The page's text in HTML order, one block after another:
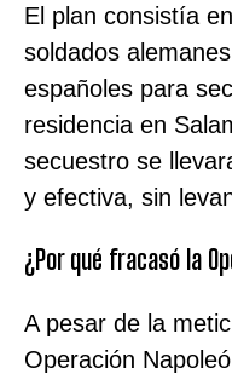
El plan consistía
soldados
españoles para
residencia en
secuestro se
y efectiva, sin
¿Por qué fracasó la
A pesar de la
Operación